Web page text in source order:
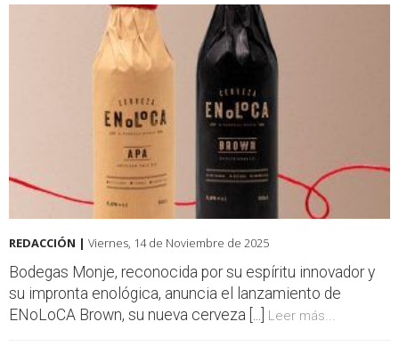
REDACCIÓN | Viernes, 14 de Noviembre de 2025
Bodegas Monje, reconocida por su espíritu innovador y
su impronta enológica, anuncia el lanzamiento de
ENoLoCA Brown, su nueva cerveza [...]
Leer más...